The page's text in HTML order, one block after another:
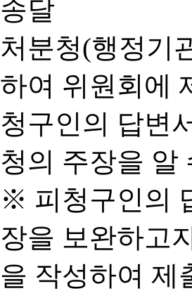
처분청(행정기
하여 위원회에
청구인의 답변
청의 주장을 알
※ 피청구인의
장을 보완하고
을 작성하여 제